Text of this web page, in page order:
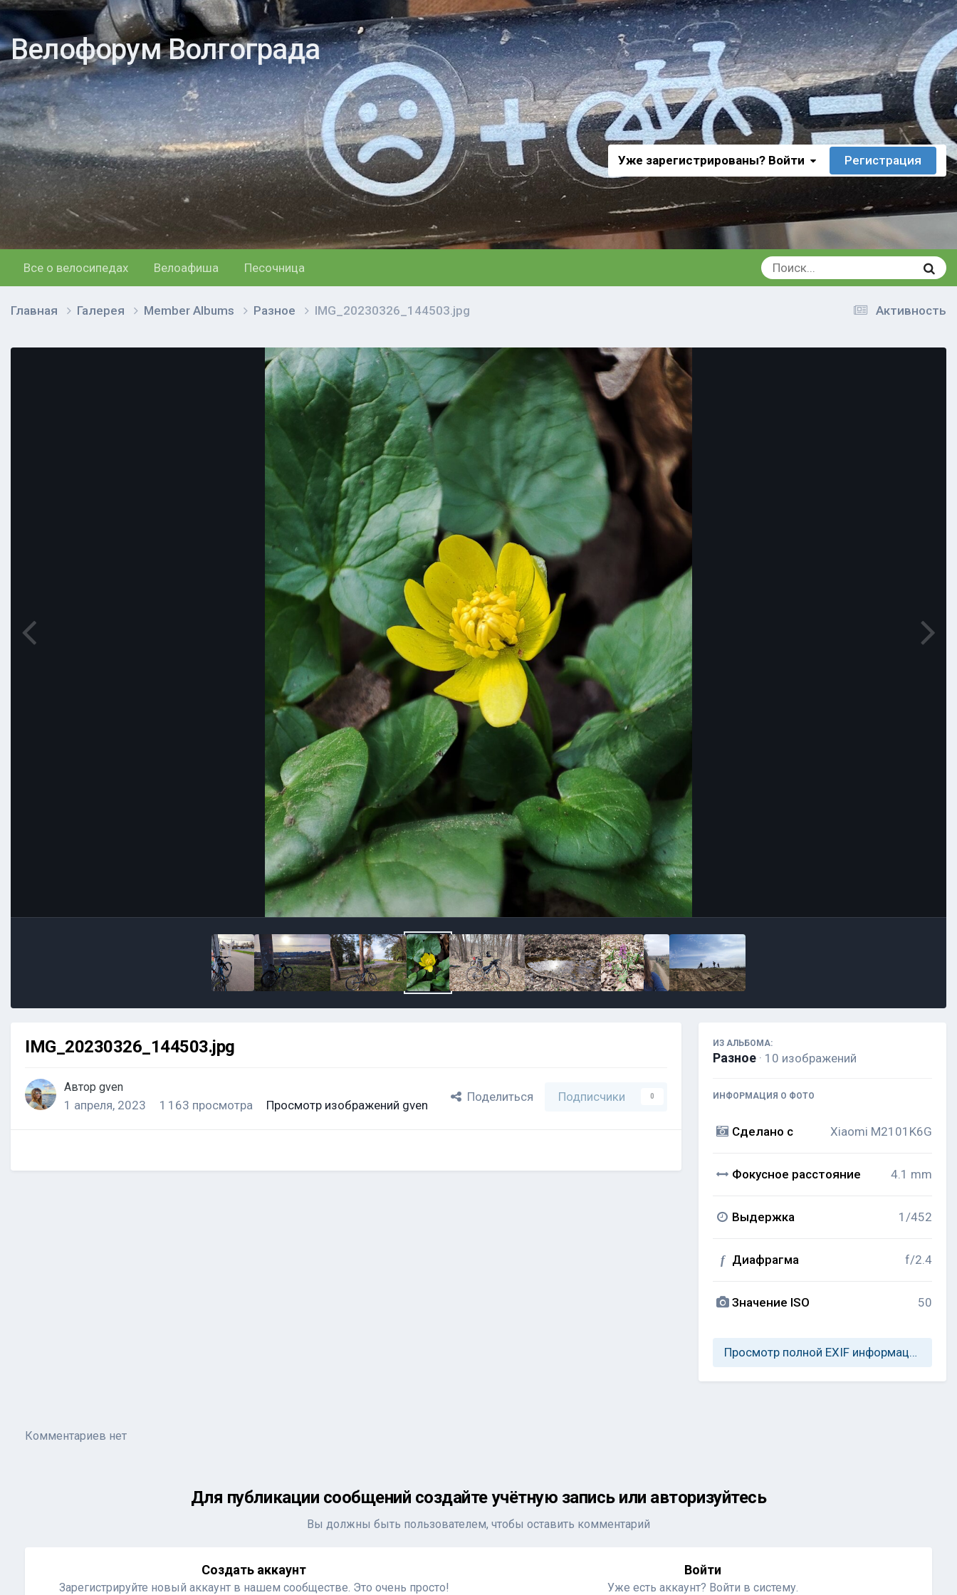
Велофорум Волгограда
Уже зарегистрированы? Войти Регистрация
Все о велосипедах Велоафиша Песочница
Активность
Главная Галерея Member Albums Разное IMG_20230326_144503.jpg
IMG_20230326_144503.jpg
Автор gven
1 апреля, 2023 1 163 просмотра Просмотр изображений gven
Поделиться Подписчики 0
ИЗ АЛЬБОМА:
Разное · 10 изображений
ИНФОРМАЦИЯ О ФОТО
Сделано с Xiaomi M2101K6G
Фокусное расстояние 4.1 mm
Выдержка 1/452
f Диафрагма f/2.4
Значение ISO 50
Просмотр полной EXIF информации
Комментариев нет
Для публикации сообщений создайте учётную запись или авторизуйтесь
Вы должны быть пользователем, чтобы оставить комментарий
Создать аккаунт
Зарегистрируйте новый аккаунт в нашем сообществе. Это очень просто!
Войти
Уже есть аккаунт? Войти в систему.